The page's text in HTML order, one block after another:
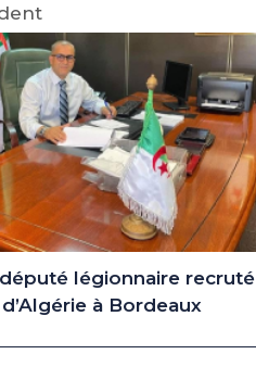
légionnaire recruté
à Bordeaux